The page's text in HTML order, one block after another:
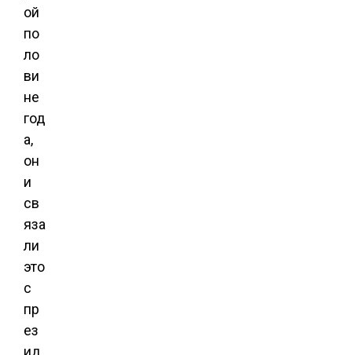
ой
по
ло
ви
не
год
а,
он
и
св
яза
ли
это
с
пр
ез
ид